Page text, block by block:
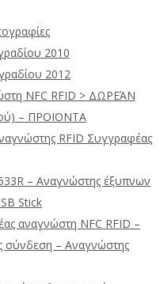
2010
2012
NFC RFID > ΔΩΡΕΆΝ
– ΠΡΟΪΟΝΤΑ
RFID Συγγραφέας
– Αναγνώστης έξυπνων
Stick
αναγνώστη NFC RFID –
σύνδεση – Αναγνώστης